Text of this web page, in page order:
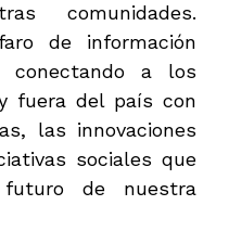
comunidades.
de información
conectando a los
fuera del país con
las innovaciones
sociales que
de nuestra